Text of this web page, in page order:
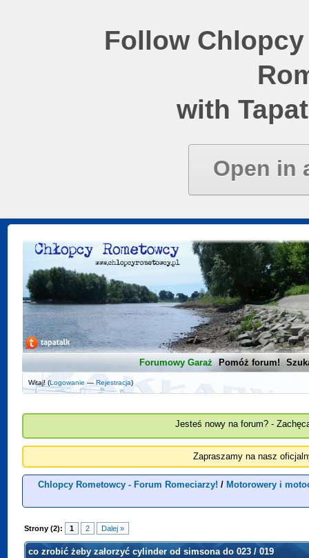
Follow
with
Open in
Forumowy Garaż Pomóż forum!
Witaj! (Logowanie —Rejestracja)
Jesteś nowy na forum? -
Zapraszamy na nasz
Chlopcy Rometowcy - Forum Romeciarzy! / Motorowery i
Strony (2): 1 2 Dalej »
co zrobić żeby załorzyć cylinder od simsona do 023 / 019